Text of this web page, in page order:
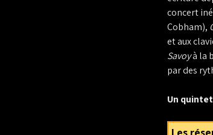
concert
Cobham),
et aux
Savoyà la
par des
Un